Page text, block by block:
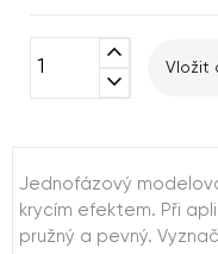
expand_less
expand_more
Vložit
Jednofázový
krycím efektem. Při
pružný a pevný.